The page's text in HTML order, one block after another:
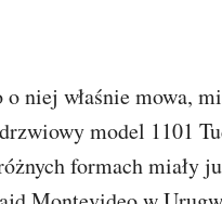
niej właśnie mowa,
model 1101
formach miały